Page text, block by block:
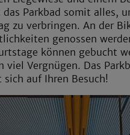
Parkbad somit alles,
zu verbringen. An der
genossen
können gebucht
viel Vergnügen. Das
sich auf Ihren Besuch!